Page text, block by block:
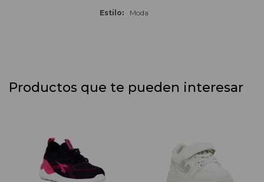
Estilo Moda
Productos que te pueden interesar